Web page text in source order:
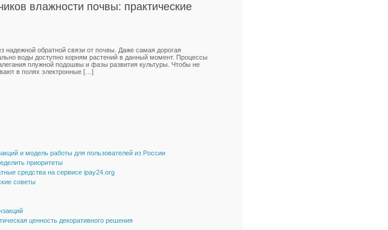
влажности почвы: практические
надежной обратной связи от почвы. Даже самая дорогая
воды доступно корням растений в данный момент. Процессы
плужной подошвы и фазы развития культуры. Чтобы не
в полях электронные […]
и модель работы для пользователей из России
приоритеты
средства на сервисе ipay24.org
советы
ценность декоративного решения